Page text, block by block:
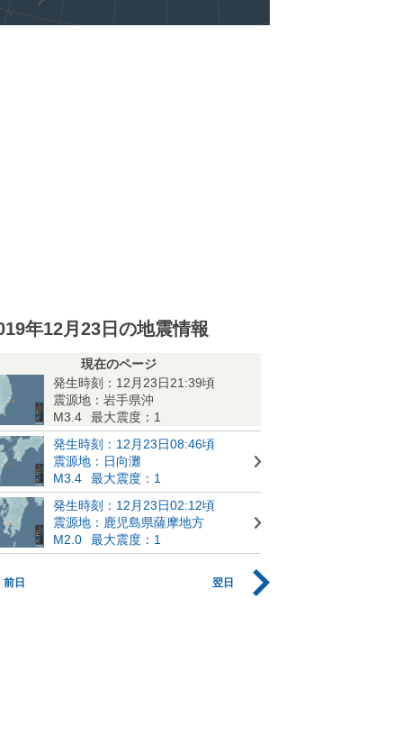
年12月23日の地震情報
現在のページ
発生時刻：12月23日21:39頃
震源地：岩手県沖
M3.4
最大震度：1
発生時刻：12月23日08:46頃
震源地：日向灘
M3.4
最大震度：1
発生時刻：12月23日02:12頃
震源地：鹿児島県薩摩地方
M2.0
最大震度：1
前日 翌日